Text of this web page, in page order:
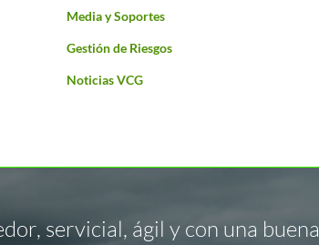
Media y Soportes
Gestión de Riesgos
Noticias VCG
servicial, ágil y con una buena